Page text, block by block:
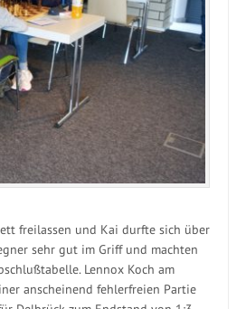
freilassen und Kai durfte sich über
sehr gut im Griff und machten
Lennox Koch am
anscheinend fehlerfreien Partie